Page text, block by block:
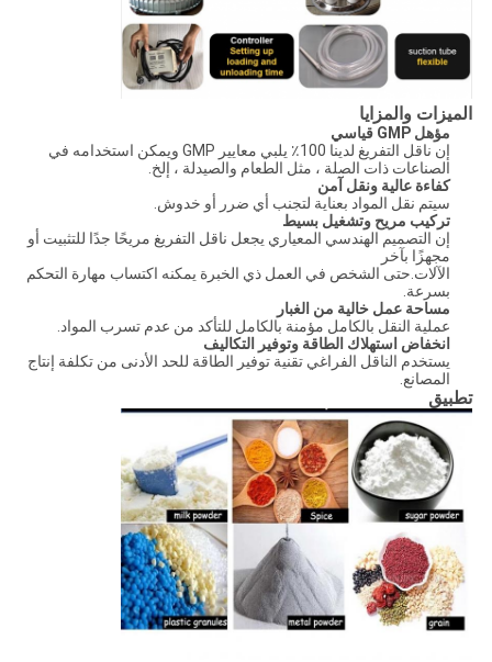
الميزات والمزايا
مؤهل GMP قياسي
إن ناقل التفريغ لدينا 100٪ يلبي معايير GMP ويمكن استخدامه في
الصناعات ذات الصلة ، مثل الطعام والصيدلة ، إلخ.
كفاءة عالية ونقل آمن
سيتم نقل المواد بعناية لتجنب أي ضرر أو خدوش.
تركيب مريح وتشغيل بسيط
إن التصميم الهندسي المعياري يجعل ناقل التفريغ مريحًا جدًا للتثبيت أو
مجهزًا بآخر
الآلات.حتى الشخص في العمل ذي الخبرة يمكنه اكتساب مهارة التحكم
بسرعة.
مساحة عمل خالية من الغبار
عملية النقل بالكامل مؤمنة بالكامل للتأكد من عدم تسرب المواد.
انخفاض استهلاك الطاقة وتوفير التكاليف
يستخدم الناقل الفراغي تقنية توفير الطاقة للحد الأدنى من تكلفة إنتاج
المصانع.
تطبيق